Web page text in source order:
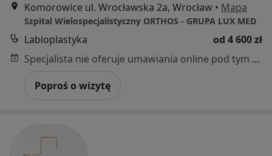
Komorowice ul. Wrocławska 2a, Wrocław • Mapa
Szpital Wielospecjalistyczny ORTHOS - GRUPA LUX MED
Labioplastyka
od 4 600 zł
Specjalista nie oferuje umawiania online pod tym adresem.
Poproś o wizytę